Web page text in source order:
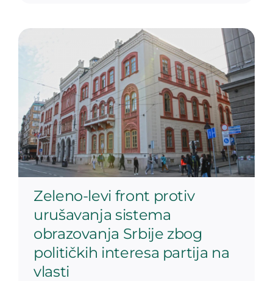
Zeleno-levi front protiv
urušavanja sistema
obrazovanja Srbije zbog
političkih interesa partija na
vlasti